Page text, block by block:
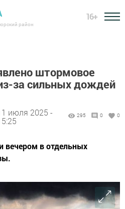
район
16+
штормовое
за сильных дождей
июля 2025 -
295 0 0
вечером в отдельных